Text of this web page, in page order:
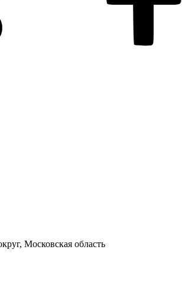
Московская область